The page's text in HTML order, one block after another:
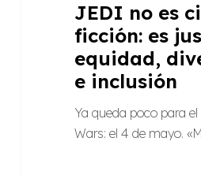
JEDI no es
ficción: es
equidad,
e inclusión
Ya queda poco para
Wars: el 4 de mayo.